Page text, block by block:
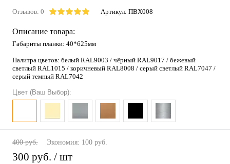
Отзывов: 0 Артикул: ПВХ008
Описание товара:
Габариты планки: 40*625мм
Палитра цветов: белый RAL9003 / чёрный RAL9017 / бежевый
светлый RAL1015 / коричневый RAL8008 / серый светлый RAL7047 /
серый темный RAL7042
Цвет (Ваш Выбор):
400 руб. Экономия: 100 руб.
300 руб. / шт